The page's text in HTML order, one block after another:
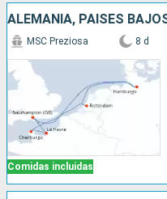
Comidas incluidas
MSC Preziosa 8 d